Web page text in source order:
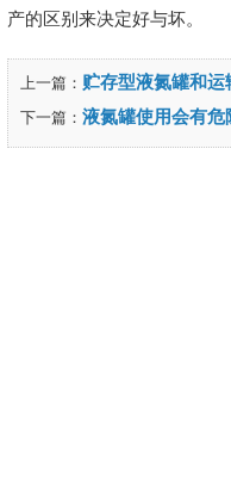
产的区别来决定好与坏。
上一篇： 贮存型液氮罐和
下一篇： 液氮罐使用会有危